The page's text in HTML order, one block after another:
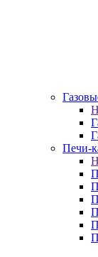
Печи-